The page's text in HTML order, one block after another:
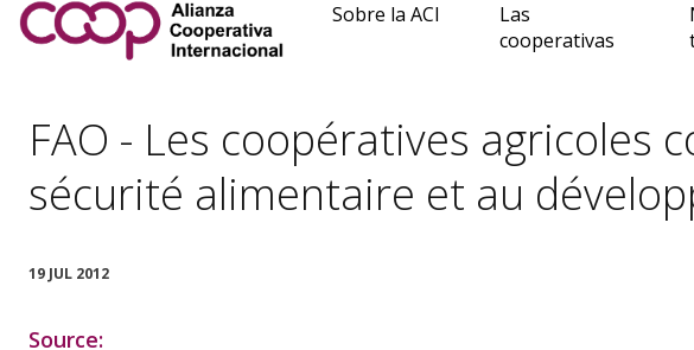
Sobre la ACI
Las
cooperativas
FAO - Les coopératives agricoles
sécurité alimentaire et au
19 JUL 2012
Source: